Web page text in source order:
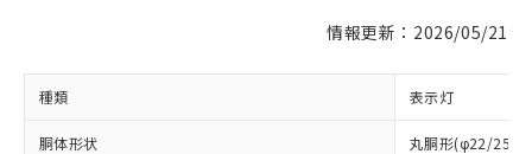
情報更新：2026/05/21
種類 表示灯
胴体形状 丸胴形(φ22/